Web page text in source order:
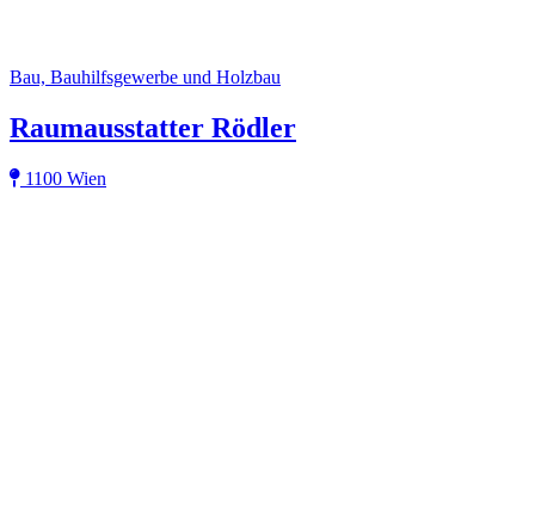
Bau, Bauhilfsgewerbe und Holzbau
Raumausstatter Rödler
1100 Wien